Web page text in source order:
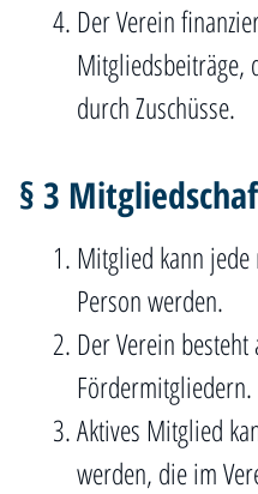
Der Verein
Mitgliedsbeiträge,
durch Zuschüsse.
§ 3
Mitglied kann
Person werden.
Der Verein
Fördermitgliedern.
Aktives Mitglied
werden, die im